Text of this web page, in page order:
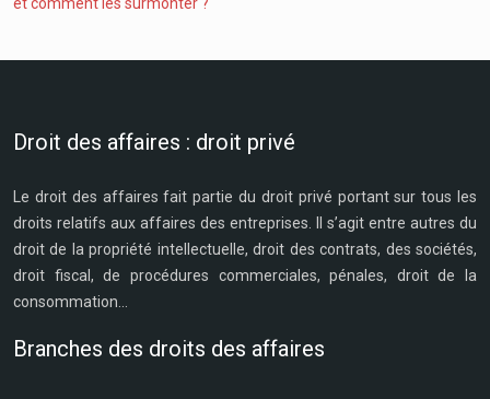
Droit des affaires : droit privé
Le droit des affaires fait partie du droit privé portant sur tous les
droits relatifs aux affaires des entreprises. Il s’agit entre autres du
droit de la propriété intellectuelle, droit des contrats, des sociétés,
droit fiscal, de procédures commerciales, pénales, droit de la
consommation…
Branches des droits des affaires